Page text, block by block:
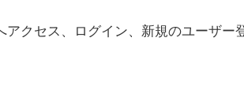
アクセス、ログイン、新規のユーザー